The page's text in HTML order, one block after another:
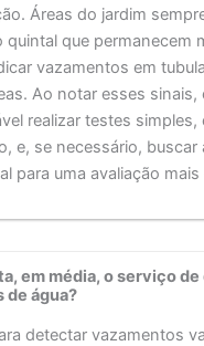
Áreas do jardim
quintal que permanecem
vazamentos em
Ao notar esses sinais,
realizar testes simples,
e, se necessário, buscar
para uma avaliação
em média, o serviço
de água?
detectar vazamentos